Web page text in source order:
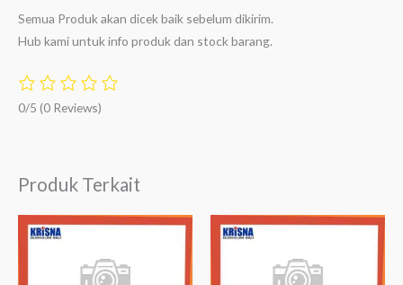
Semua Produk akan dicek baik sebelum dikirim.
Hub kami untuk info produk dan stock barang.
0/5 (0 Reviews)
Produk Terkait